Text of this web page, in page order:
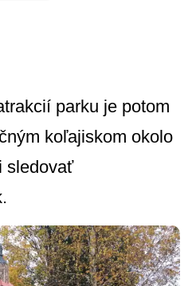
parku je potom
koľajiskom okolo
sledovať